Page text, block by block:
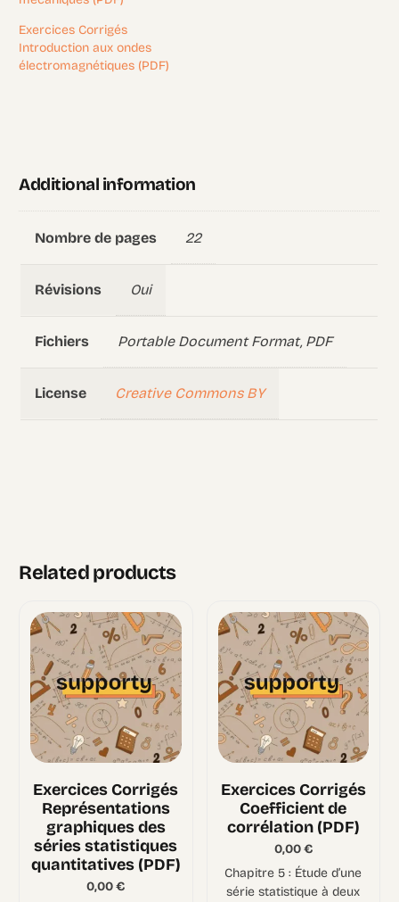
Exercices Corrigés
Introduction aux ondes
électromagnétiques (PDF)
Additional information
Nombre de pages 22
Révisions Oui
Fichiers Portable Document Format, PDF
License Creative Commons BY
Related products
Exercices Corrigés
Représentations
graphiques des
séries statistiques
quantitatives (PDF)
0,00€
Exercices Corrigés
Coefficient de
corrélation (PDF)
0,00€
Chapitre 5 : Étude d’une
série statistique à deux